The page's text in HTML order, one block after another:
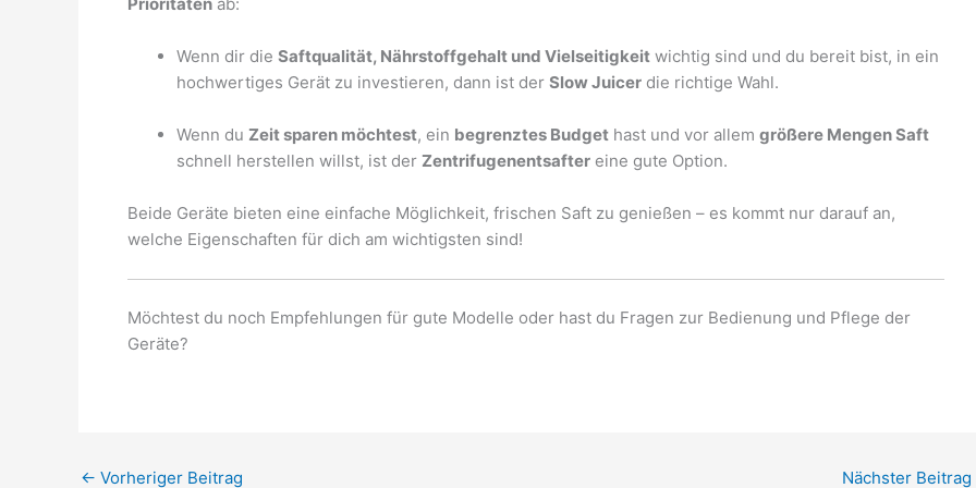
Wenn dir die Saftqualität, Nährstoffgehalt und Vielseitigkeit wichtig sind und du bereit bist, in ein
hochwertiges Gerät zu investieren, dann ist der Slow Juicer die richtige Wahl.
Wenn du Zeit sparen möchtest, ein begrenztes Budget hast und vor allem größere Mengen Saft
schnell herstellen willst, ist der Zentrifugenentsafter eine gute Option.
Beide Geräte bieten eine einfache Möglichkeit, frischen Saft zu genießen – es kommt nur darauf an,
welche Eigenschaften für dich am wichtigsten sind!
Möchtest du noch Empfehlungen für gute Modelle oder hast du Fragen zur Bedienung und Pflege der
Geräte?
← Vorheriger Beitrag Nächster Beitrag